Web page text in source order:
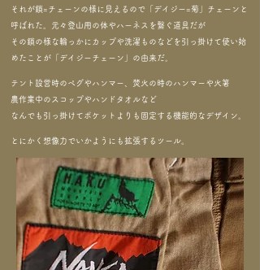
それが鎖=チェーンの様に見えるので「デイジー=菊」チェーンと
呼ばれた。元々登山用の体やハーネスを繋ぐ道具だが
その鎖の様な輪っかにカップや洗濯ものなどを引っ掛けて使い始
めたことが「デイジーチェーン」の由来だ。
テント設営時のペグやハンマー、焚火の時のハンマーや火箸
農作業中のスコップやハンドタオルなど
なんでも引っ掛けてポケットよりも固定する機能的なデザイン。
​とにかく想像力でいかようにも拡張するツール。